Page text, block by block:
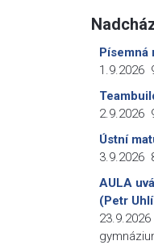
Písemná
1.9.2026
2.9.2026
Ústní
3.9.2026
AULA
(Petr
23.9.2026